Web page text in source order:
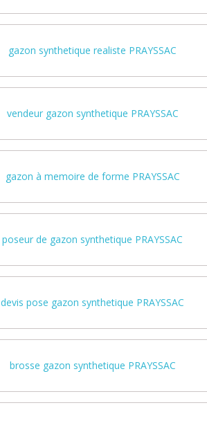
gazon synthetique realiste PRAYSSAC
vendeur gazon synthetique PRAYSSAC
gazon à memoire de forme PRAYSSAC
poseur de gazon synthetique PRAYSSAC
devis pose gazon synthetique PRAYSSAC
brosse gazon synthetique PRAYSSAC